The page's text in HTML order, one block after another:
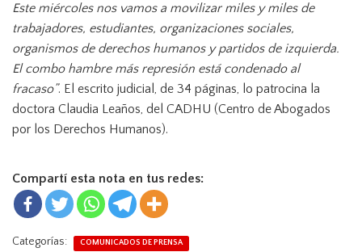
Este miércoles nos vamos a movilizar miles y miles de
trabajadores, estudiantes, organizaciones sociales,
organismos de derechos humanos y partidos de izquierda.
El combo hambre más represión está condenado al
fracaso”. El escrito judicial, de 34 páginas, lo patrocina la
doctora Claudia Leaños, del CADHU (Centro de Abogados
por los Derechos Humanos).
Compartí esta nota en tus redes:
Categorías: COMUNICADOS DE PRENSA